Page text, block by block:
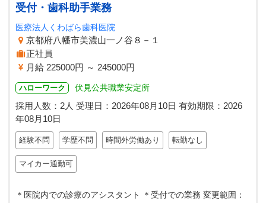
受付・歯科助手業務
医療法人くわばら歯科医院
京都府八幡市美濃山一ノ谷８－１
正社員
月給 225000円 ～ 245000円
ハローワーク 伏見公共職業安定所
採用人数：2人 受理日： 2026年08月10日 有効期限： 2026
年08月10日
経験不問 学歴不問 時間外労働あり 転勤なし
マイカー通勤可
＊医院内での診療のアシスタント ＊受付での業務 変更範囲：